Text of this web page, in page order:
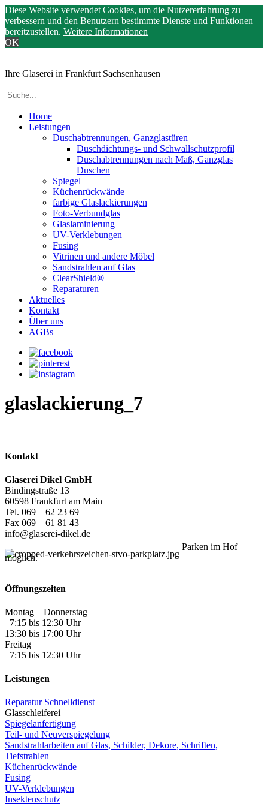
Diese Website verwendet Cookies, um die Nutzererfahrung zu
verbessern und den Benutzern bestimmte Dienste und Funktionen
bereitzustellen. Weitere Informationen
OK
Ihre Glaserei in Frankfurt Sachsenhausen
Home
Leistungen
Duschabtrennungen, Ganzglastüren
Duschdichtungs- und Schwallschutzprofil
Duschabtrennungen nach Maß, Ganzglas
Duschen
Spiegel
Küchenrückwände
farbige Glaslackierungen
Foto-Verbundglas
Glaslaminierung
UV-Verklebungen
Fusing
Vitrinen und andere Möbel
Sandstrahlen auf Glas
ClearShield®
Reparaturen
Aktuelles
Kontakt
Über uns
AGBs
glaslackierung_7
Kontakt
Glaserei Dikel GmbH
Bindingstraße 13
60598 Frankfurt am Main
Tel. 069 – 62 23 69
Fax 069 – 61 81 43
info@glaserei-dikel.de
Parken im Hof
möglich.
Öffnungszeiten
Montag – Donnerstag
7:15 bis 12:30 Uhr
13:30 bis 17:00 Uhr
Freitag
7:15 bis 12:30 Uhr
Leistungen
Reparatur Schnelldienst
Glasschleiferei
Spiegelanfertigung
Teil- und Neuverspiegelung
Sandstrahlarbeiten auf Glas, Schilder, Dekore, Schriften,
Tiefstrahlen
Küchenrückwände
Fusing
UV-Verklebungen
Insektenschutz